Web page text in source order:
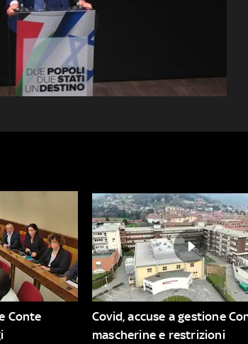
Conte
Covid, accuse a gestione
mascherine e restrizioni